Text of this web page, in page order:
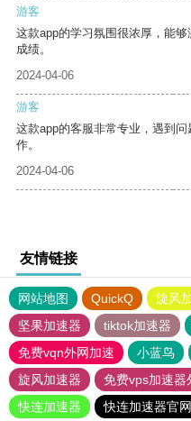
游客
这款app的学习氛围很浓厚，能
成绩。
2024-04-06
游客
这款app的客服非常专业，遇到
作。
2024-04-06
友情链接
网站地图 QuickQ 旋风
坚果加速器
tiktok加速器
免费vqn外网加速
小蓝鸟
旋风加速器
免费vps加速器
快连加速器
快连加速器官